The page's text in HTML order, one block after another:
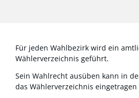
Für jeden Wahlbezirk wird ein
Wählerverzeichnis geführt.
Sein Wahlrecht ausüben kann in
das Wählerverzeichnis eingetragen